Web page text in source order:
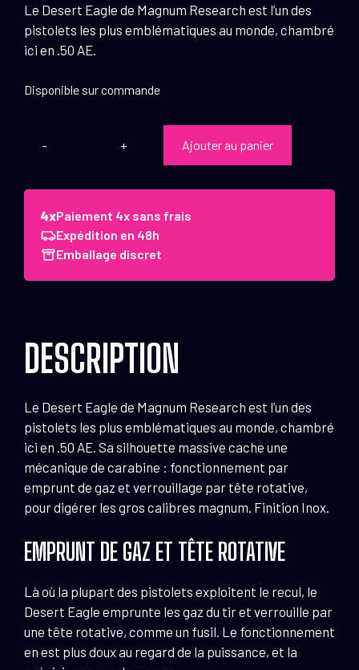
Le Desert Eagle de Magnum Research est l’un des
pistolets les plus emblématiques au monde, chambré
ici en .50 AE.
Disponible sur commande
quantité
Pistolet
Desert
Eagle
.50
Ajouter au panier
Paiement 4x sans frais
Expédition en 48h
Emballage discret
DESCRIPTION
Le Desert Eagle de Magnum Research est l’un des
pistolets les plus emblématiques au monde, chambré
ici en .50 AE. Sa silhouette massive cache une
mécanique de carabine : fonctionnement par
emprunt de gaz et verrouillage par tête rotative,
pour digérer les gros calibres magnum. Finition Inox.
EMPRUNT DE GAZ ET TÊTE ROTATIVE
Là où la plupart des pistolets exploitent le recul, le
Desert Eagle emprunte les gaz du tir et verrouille par
une tête rotative, comme un fusil. Le fonctionnement
en est plus doux au regard de la puissance, et la